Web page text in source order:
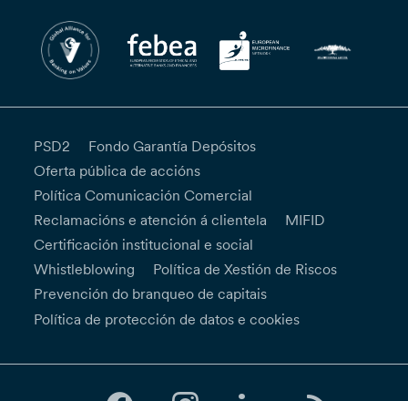
PSD2
Fondo Garantía Depósitos
Oferta pública de accións
Política Comunicación Comercial
Reclamacións e atención á clientela
MIFID
Certificación institucional e social
Whistleblowing
Política de Xestión de Riscos
Prevención do branqueo de capitais
Política de protección de datos e cookies